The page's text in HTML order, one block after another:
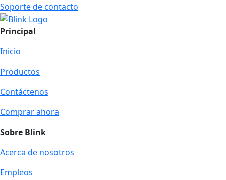
Soporte de contacto
Principal
Inicio
Productos
Contáctenos
Comprar ahora
Sobre Blink
Acerca de nosotros
Empleos